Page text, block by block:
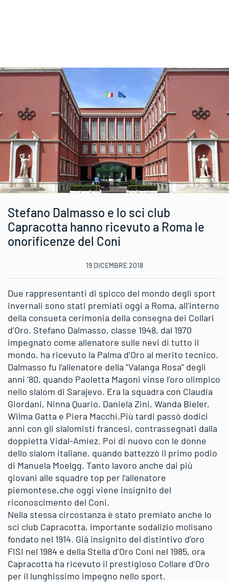
Stefano Dalmasso e lo sci club
Capracotta hanno ricevuto a Roma le
onorificenze del Coni
19 DICEMBRE 2018
Due rappresentanti di spicco del mondo degli sport
invernali sono stati premiati oggi a Roma, all’interno
della consueta cerimonia della consegna dei Collari
d’Oro. Stefano Dalmasso, classe 1948, dal 1970
impegnato come allenatore sulle nevi di tutto il
mondo, ha ricevuto la Palma d’Oro al merito tecnico.
Dalmasso fu l’allenatore della “Valanga Rosa” degli
anni ’80, quando Paoletta Magoni vinse l’oro olimpico
nello slalom di Sarajevo. Era la squadra con Claudia
Giordani, Ninna Quario, Daniela Zini, Wanda Bieler,
Wilma Gatta e Piera Macchi.Più tardi passò dodici
anni con gli slalomisti francesi, contrassegnati dalla
doppietta Vidal-Amiez. Poi di nuovo con le donne
dello slalom italiane, quando battezzò il primo podio
di Manuela Moelgg. Tanto lavoro anche dai più
giovani alle squadre top per l’allenatore
piemontese,che oggi viene insignito del
riconoscimento del Coni.
Nella stessa circostanza è stato premiato anche lo
sci club Capracotta, importante sodalizio molisano
fondato nel 1914. Già insignito del distintivo d’oro
FISI nel 1984 e della Stella d’Oro Coni nel 1985, ora
Capracotta ha ricevuto il prestigioso Collare d’Oro
per il lunghissimo impegno nello sport.